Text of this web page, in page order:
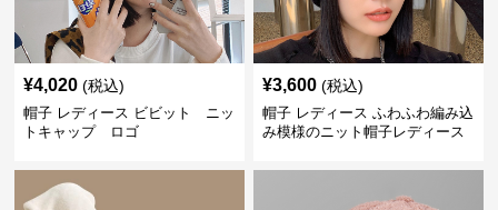
¥4,020 (税込)
帽子 レディース ビビット ニッ
トキャップ ロゴ
¥3,600 (税込)
帽子 レディース ふわふわ編み込
み模様のニット帽子レディース